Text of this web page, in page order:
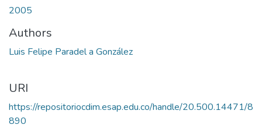
2005
Authors
Luis Felipe Paradel a González
URI
https://repositoriocdim.esap.edu.co/handle/20.500.14471/8
890